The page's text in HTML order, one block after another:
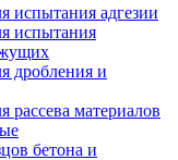
испытания адгезии
испытания
дробления и
рассева материалов
бетона и